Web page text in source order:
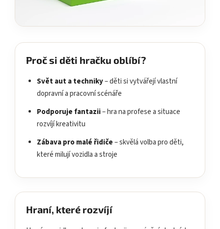
Proč si děti hračku oblíbí?
Svět aut a techniky– děti si vytvářejí vlastní
dopravní a pracovní scénáře
Podporuje fantazii– hra na profese a situace
rozvíjí kreativitu
Zábava pro malé řidiče– skvělá volba pro děti,
které milují vozidla a stroje
Hraní, které rozvíjí